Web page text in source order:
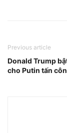
Previous article
Donald Trump
cho Putin tấn